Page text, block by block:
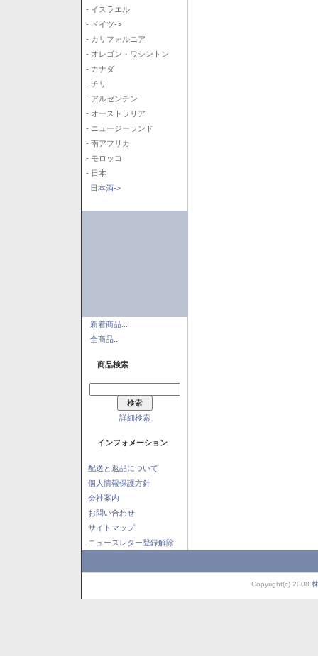
- イスラエル
- ドイツ->
- カリフォルニア
- オレゴン・ワシントン
- カナダ
- チリ
- アルゼンチン
- オーストラリア
- ニュージーランド
- 南アフリカ
- モロッコ
- 日本
日本酒->
新着商品...
全商品...
商品検索
詳細検索
インフォメーション
配送と返品について
個人情報保護方針
会社案内
お問い合わせ
サイトマップ
ニュースレター登録解除
Copyright(c) 2008